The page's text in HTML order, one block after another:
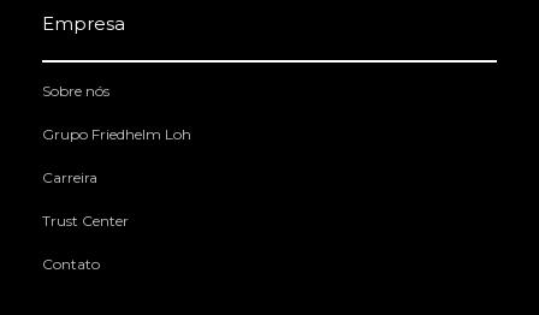
Empresa
Sobre nós
Grupo Friedhelm Loh
Carreira
Trust Center
Contato